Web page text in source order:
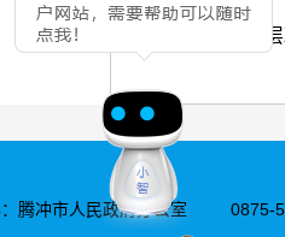
涉农补贴领域基